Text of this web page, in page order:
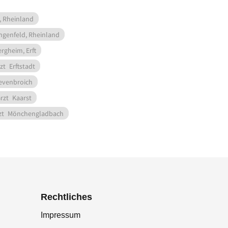
Rheinland
Rheinland
Erft
Erftstadt
Kaarst
Mönchengladbach
Rechtliches
Impressum